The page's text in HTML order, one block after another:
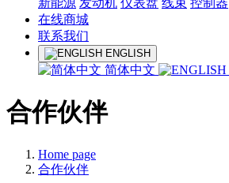
新能源 发动机 仪表盘 线束 控制器
在线商城
联系我们
ENGLISH
简体中文
合作伙伴
Home page
合作伙伴